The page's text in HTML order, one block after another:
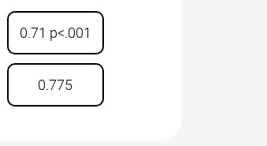
0.71 p<.001
0.775